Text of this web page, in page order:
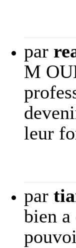
par
M
leur
par
bien